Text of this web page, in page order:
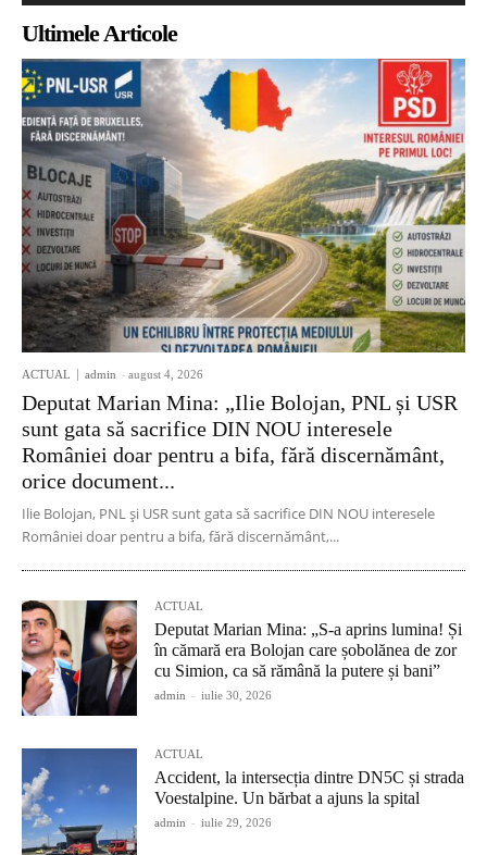
Ultimele Articole
ACTUAL admin - august 4, 2026
Deputat Marian Mina: „Ilie Bolojan, PNL și USR
sunt gata să sacrifice DIN NOU interesele
României doar pentru a bifa, fără discernământ,
orice document...
Ilie Bolojan, PNL și USR sunt gata să sacrifice DIN NOU interesele
României doar pentru a bifa, fără discernământ,...
ACTUAL
Deputat Marian Mina: „S-a aprins lumina! Și
în cămară era Bolojan care șobolănea de zor
cu Simion, ca să rămână la putere și bani”
admin - iulie 30, 2026
ACTUAL
Accident, la intersecția dintre DN5C și strada
Voestalpine. Un bărbat a ajuns la spital
admin - iulie 29, 2026